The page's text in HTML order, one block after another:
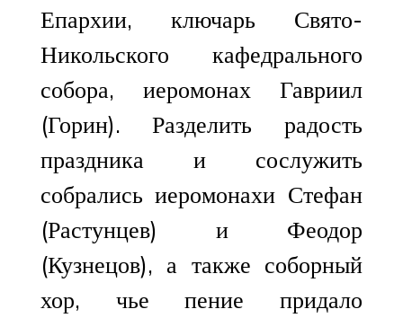
Епархии, ключарь Свято-
Никольского кафедрального
собора, иеромонах Гавриил
(Горин). Разделить радость
праздника и сослужить
собрались иеромонахи Стефан
(Растунцев) и Феодор
(Кузнецов), а также соборный
хор, чье пение придало